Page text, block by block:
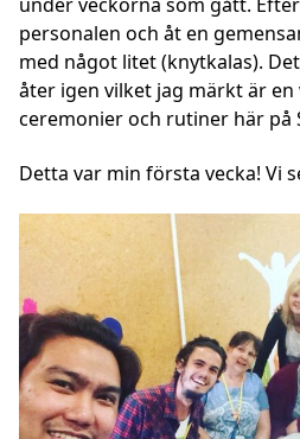
personalen och åt en
med något litet (knytkalas).
åter igen vilket jag märkt är
ceremonier och rutiner här på
Detta var min första vecka! Vi